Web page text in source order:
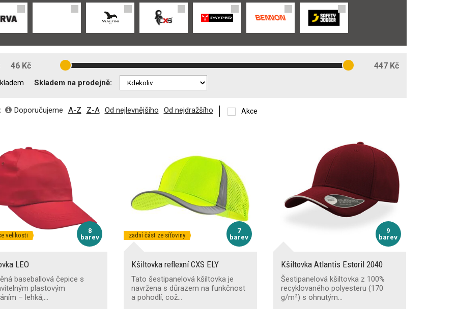
46 Kč 447 Kč
Skladem na prodejně:
Doporučujeme A-Z Z-A Od nejlevnějšího Od nejdražšího Akce
8
barev
velikosti
LEO
baseballová čepice s
plastovým
– lehká,…
7
barev
zadní část ze síťoviny
Kšiltovka reflexní CXS ELY
Tato šestipanelová kšiltovka je
navržena s důrazem na funkčnost
a pohodlí, což…
9
barev
Kšiltovka Atlantis Estoril 2040
Šestipanelová kšiltovka z 100%
recyklovaného polyesteru (170
g/m²) s ohnutým…